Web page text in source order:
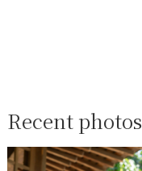
Recent photos